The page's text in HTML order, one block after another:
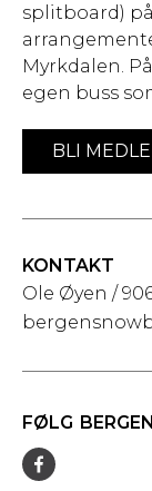
splitboard)
Myrkdalen.
egen buss
BLI
KONTAKT
Ole Øyen /
FØLG